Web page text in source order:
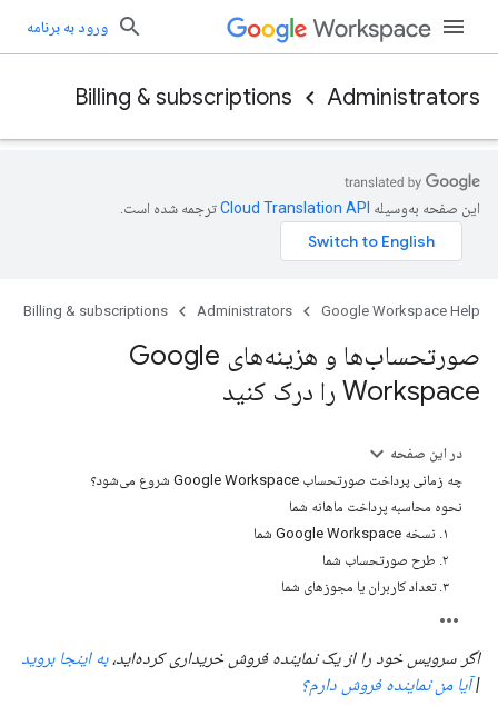
ورود به برنامه
Administrators
Billing & subscriptions
این صفحه به‌وسیله ترجمه شده است.
Google Workspace Help
Administrators
Billing & subscriptions
صورتحساب‌ها و هزینه‌های Google
Workspace را درک کنید
در این صفحه
چه زمانی پرداخت صورتحساب Google Workspace شروع می‌شود؟
نحوه محاسبه پرداخت ماهانه شما
۱. نسخه Google Workspace شما
۲. طرح صورتحساب شما
۳. تعداد کاربران یا مجوزهای شما
اگر سرویس خود را از یک نماینده فروش خریداری کرده‌اید،به اینجا بروید
|آیا من نماینده فروش دارم؟